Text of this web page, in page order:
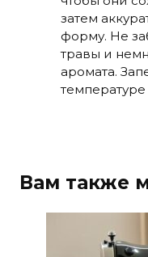
затем
форму. Не
травы и
аромата.
Вам также